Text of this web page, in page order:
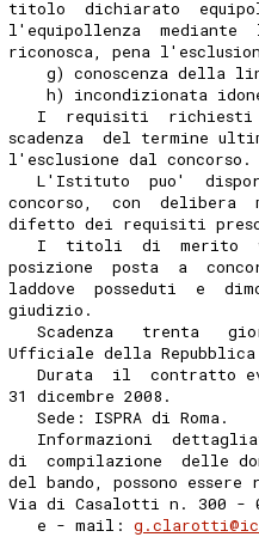
titolo  dichiarato
l'equipollenza  mediante
riconosca, pena
g) conoscenza della
h) incondizionata
I  requisiti
scadenza  del termine
l'esclusione dal concorso.
L'Istituto  puo'
concorso,  con  delibera
difetto dei requisiti
I  titoli  di  merito
posizione  posta  a
laddove  posseduti  e
giudizio.
Scadenza   trenta
Ufficiale della
Durata  il  contratto
31 dicembre 2008.
   Sede: ISPRA di Roma.
Informazioni
di  compilazione  delle
del bando, possono
Via di Casalotti n. 300 -
   e - mail: